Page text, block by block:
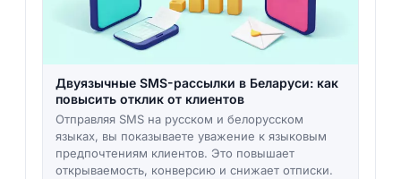
Двуязычные SMS-рассылки в Беларуси: как
повысить отклик от клиентов
Отправляя SMS на русском и белорусском
языках, вы показываете уважение к языковым
предпочтениям клиентов. Это повышает
открываемость, конверсию и снижает отписки.